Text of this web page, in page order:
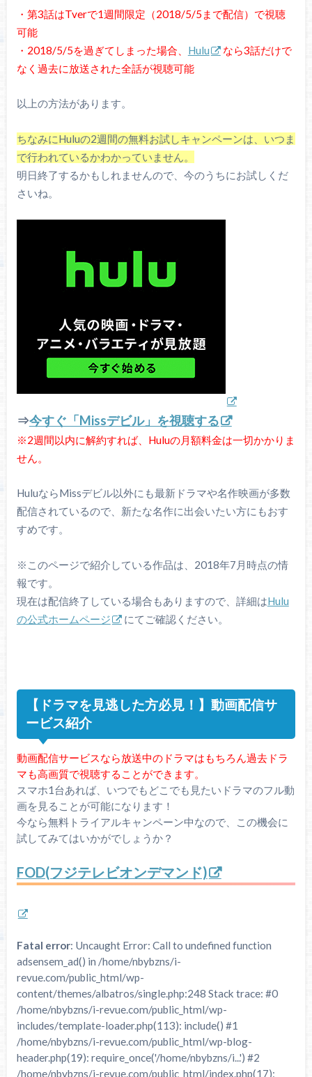
・第3話はTverで1週間限定（2018/5/5まで配信）で視聴
可能
・2018/5/5を過ぎてしまった場合、 Hulu
なら3話だけで
なく過去に放送された全話が視聴可能
以上の方法があります。
ちなみにHuluの2週間の無料お試しキャンペーンは、いつま
で行われているかわかっていません。
明日終了するかもしれませんので、今のうちにお試しくだ
さいね。
⇒今すぐ「Missデビル」を視聴する
※2週間以内に解約すれば、Huluの月額料金は一切かかりま
せん。
HuluならMissデビル以外にも最新ドラマや名作映画が多数
配信されているので、新たな名作に出会いたい方にもおす
すめです。
※このページで紹介している作品は、2018年7月時点の情
報です。
現在は配信終了している場合もありますので、詳細はHulu
の公式ホームページ
にてご確認ください。
【ドラマを見逃した方必見！】動画配信サ
ービス紹介
動画配信サービスなら放送中のドラマはもちろん過去ドラ
マも高画質で視聴することができます。
スマホ1台あれば、いつでもどこでも見たいドラマのフル動
画を見ることが可能になります！
今なら無料トライアルキャンペーン中なので、この機会に
試してみてはいかがでしょうか？
FOD(フジテレビオンデマンド)
Fatal error: Uncaught Error: Call to undefined function
adsensem_ad() in /home/nbybzns/i-
revue.com/public_html/wp-
content/themes/albatros/single.php:248 Stack trace: #0
/home/nbybzns/i-revue.com/public_html/wp-
includes/template-loader.php(113): include() #1
/home/nbybzns/i-revue.com/public_html/wp-blog-
header.php(19): require_once('/home/nbybzns/i...') #2
/home/nbybzns/i-revue.com/public_html/index.php(17):